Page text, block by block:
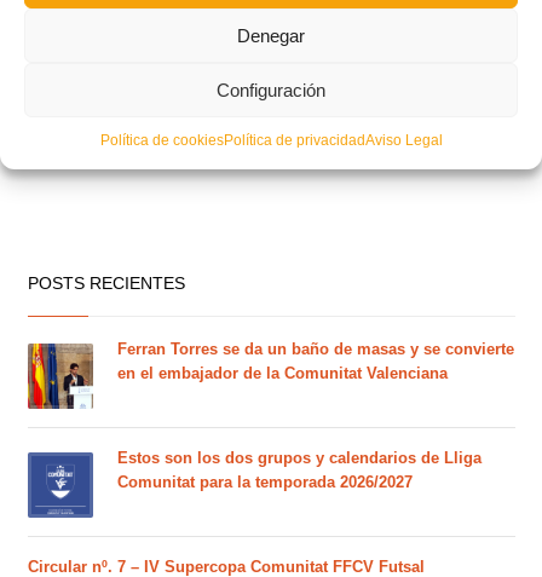
Denegar
Configuración
Política de cookiesPolítica de privacidadAviso Legal
POSTS RECIENTES
Ferran Torres se da un baño de masas y se convierte
en el embajador de la Comunitat Valenciana
Estos son los dos grupos y calendarios de Lliga
Comunitat para la temporada 2026/2027
Circular nº. 7 – IV Supercopa Comunitat FFCV Futsal